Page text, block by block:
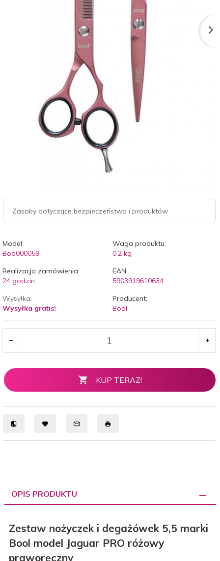
Zasoby dotyczące bezpieczeństwa i produktów
Model:
Boo000059
Waga produktu:
0.2 kg
Realizacja zamówienia:
24 godzin
EAN:
5903919610634
Wysyłka:
Wysyłka gratis!
Producent:
Bool
KUP TERAZ!
OPIS PRODUKTU
Zestaw nożyczek i degażówek 5,5 marki
Bool model Jaguar PRO różowy
praworęczny